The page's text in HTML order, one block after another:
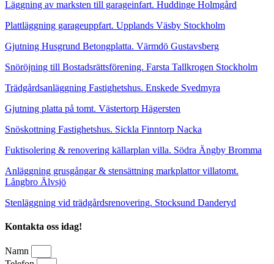
Läggning av marksten till garageinfart. Huddinge Holmgård
Plattläggning garageuppfart. Upplands Väsby Stockholm
Gjutning Husgrund Betongplatta. Värmdö Gustavsberg
Snöröjning till Bostadsrättsförening. Farsta Tallkrogen Stockholm
Trädgårdsanläggning Fastighetshus. Enskede Svedmyra
Gjutning platta på tomt. Västertorp Hägersten
Snöskottning Fastighetshus. Sickla Finntorp Nacka
Fuktisolering & renovering källarplan villa. Södra Ängby Bromma
Anläggning grusgångar & stensättning markplattor villatomt.
Långbro Älvsjö
Stenläggning vid trädgårdsrenovering. Stocksund Danderyd
Kontakta oss idag!
Namn